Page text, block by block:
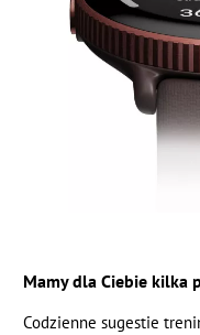
Mamy dla Ciebie kilka
Codzienne sugestie